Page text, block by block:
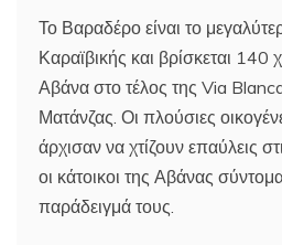
Το Βαραδέρο είναι το
Καραϊβικής και βρίσκεται 140
Αβάνα στο τέλος της Via
Ματάνζας. Οι πλούσιες
άρχισαν να χτίζουν επαύλεις
οι κάτοικοι της Αβάνας
παράδειγμά τους.